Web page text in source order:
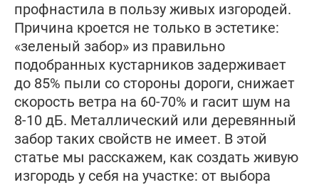
профнастила в пользу живых изгородей.
Причина кроется не только в эстетике:
«зеленый забор» из правильно
подобранных кустарников задерживает
до 85% пыли со стороны дороги, снижает
скорость ветра на 60-70% и гасит шум на
8-10 дБ. Металлический или деревянный
забор таких свойств не имеет. В этой
статье мы расскажем, как создать живую
изгородь у себя на участке: от выбора